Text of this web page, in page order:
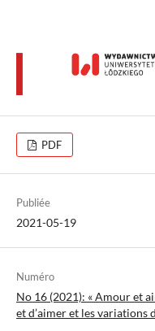
PDF
Publiée
2021-05-19
Numéro
No 16 (2021): « Amour et
et d’aimer et les variations